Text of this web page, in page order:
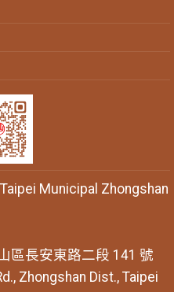
Municipal Zhongshan
區長安東路二段 141 號
Zhongshan Dist., Taipei